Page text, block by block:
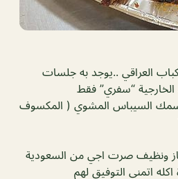
العراقي ..يوجد به جلسات
الخارجية “سفري” فقط
السيباس المشوي ( المكسوف
ونظيف صرت اجي من السعودية
اتمنى التوفيق لهم